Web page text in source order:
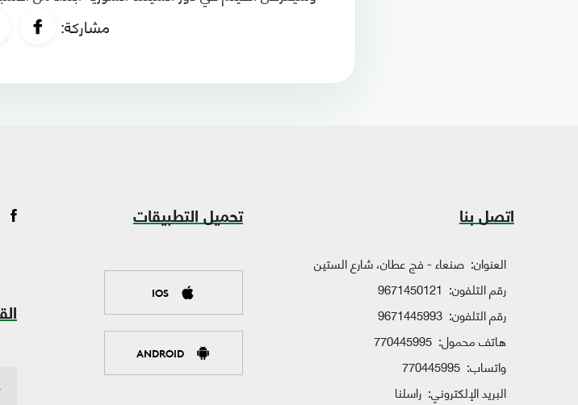
مشاركة:
اتصل بنا
العنوان: صنعاء - فج عطان، شارع الستين
رقم التلفون: 9671450121
رقم التلفون: 9671445993
هاتف محمول: 770445995
واتساب: 770445995
البريد الإلكتروني: راسلنا
تحميل التطبيقات
IOS
ANDROID